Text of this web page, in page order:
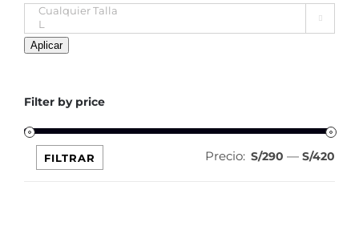

Aplicar
Filter by price
FILTRAR Precio: S/290 — S/420